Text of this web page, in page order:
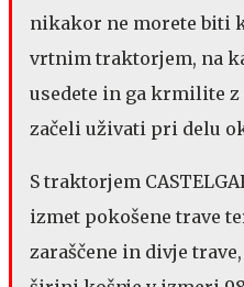
nikakor ne morete biti
vrtnim traktorjem, na
usedete in ga krmilite z
začeli uživati pri delu
S traktorjem
izmet pokošene trave
zaraščene in divje